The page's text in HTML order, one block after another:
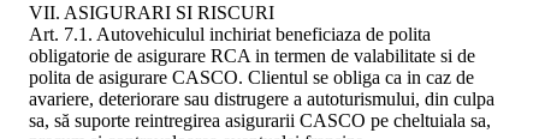
VII. ASIGURARI SI RISCURI
Art. 7.1. Autovehiculul inchiriat beneficiaza de polita
obligatorie de asigurare RCA in termen de valabilitate si de
polita de asigurare CASCO. Clientul se obliga ca in caz de
avariere, deteriorare sau distrugere a autoturismului, din culpa
sa, să suporte reintregirea asigurarii CASCO pe cheltuiala sa,